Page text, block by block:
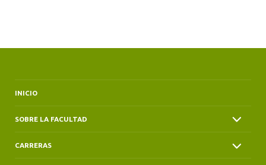
INICIO
SOBRE LA FACULTAD
CARRERAS